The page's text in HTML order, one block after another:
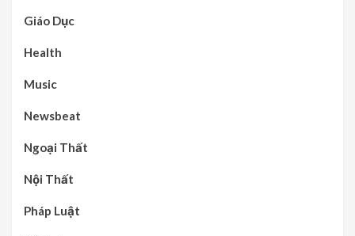
Giáo Dục
Health
Music
Newsbeat
Ngoại Thất
Nội Thất
Pháp Luật